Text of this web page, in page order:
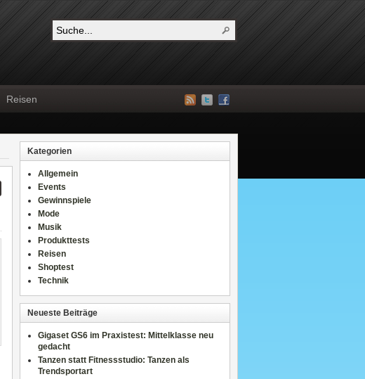
Reisen
Kategorien
Allgemein
Events
Gewinnspiele
Mode
Musik
Produkttests
Reisen
Shoptest
Technik
Neueste Beiträge
Gigaset GS6 im Praxistest: Mittelklasse neu
gedacht
Tanzen statt Fitnessstudio: Tanzen als
Trendsportart